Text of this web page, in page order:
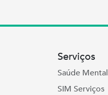
Serviços
Saúde Mental
SIM Serviços